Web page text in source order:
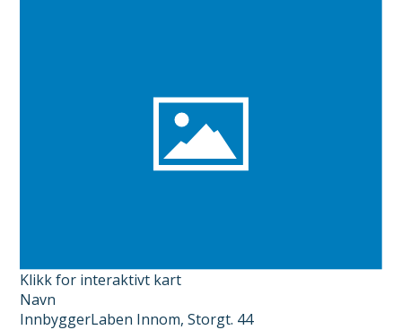
Klikk for interaktivt kart
Navn
InnbyggerLaben Innom, Storgt. 44